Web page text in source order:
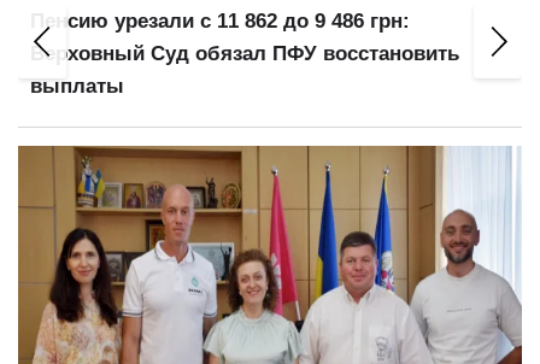
5 лет тюрьмы несмотря на бронирование: суд
вынес приговор за уклонение от мобилизации